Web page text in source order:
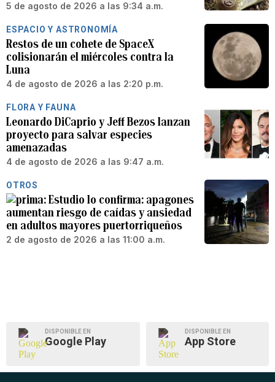
5 de agosto de 2026 a las 9:34 a.m.
ESPACIO Y ASTRONOMÍA
Restos de un cohete de SpaceX
colisionarán el miércoles contra la
Luna
4 de agosto de 2026 a las 2:20 p.m.
FLORA Y FAUNA
Leonardo DiCaprio y Jeff Bezos lanzan
proyecto para salvar especies
amenazadas
4 de agosto de 2026 a las 9:47 a.m.
OTROS
Estudio lo confirma: apagones
aumentan riesgo de caídas y ansiedad
en adultos mayores puertorriqueños
2 de agosto de 2026 a las 11:00 a.m.
DISPONIBLE EN
Google Play
DISPONIBLE EN
App Store